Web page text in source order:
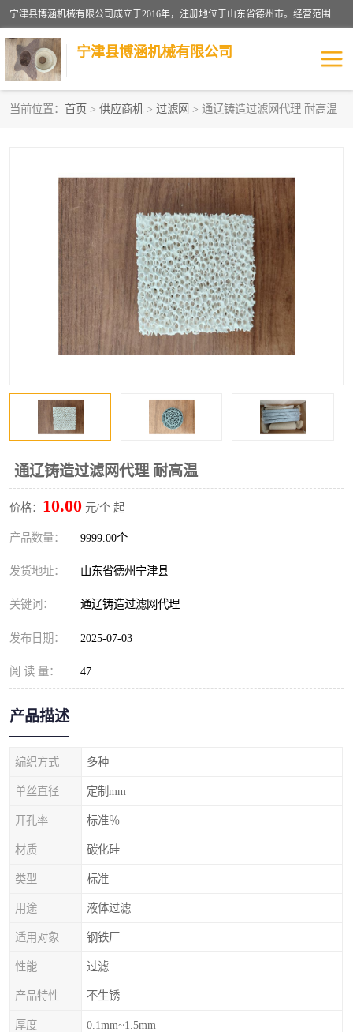
宁津县博涵机械有限公司成立于2016年，注册地位于山东省德州市。经营范围包括：机械设备研发、生产及销售，铸造用造型材料生产、销售，玻璃纤维及制品制造、销售，汽车零配件零售，机械零件、零部件加工，机械零件、零部件销售等；主要产品有：纤维过滤网,陶瓷过滤器,泡沫陶瓷过滤器,耐高温纤维过滤器,铸铁过滤器,铸铜过滤网,铸铝过滤网,铝轮毂过滤网,高效过滤网,高效陶瓷过滤网,高效纤维过滤网。
宁津县博涵机械有限公司
当前位置： 首页 > 供应商机 > 过滤网 > 通辽铸造过滤网代理 耐高温
通辽铸造过滤网代理 耐高温
价格： 10.00 元/个 起
产品数量： 9999.00个
发货地址： 山东省德州宁津县
关键词： 通辽铸造过滤网代理
发布日期： 2025-07-03
阅 读 量： 47
产品描述
编织方式 多种
单丝直径 定制mm
开孔率 标准％
材质 碳化硅
类型 标准
用途 液体过滤
适用对象 钢铁厂
性能 过滤
产品特性 不生锈
厚度 0.1mm~1.5mm
纤维网 挡渣棉
挡渣网 避脏网